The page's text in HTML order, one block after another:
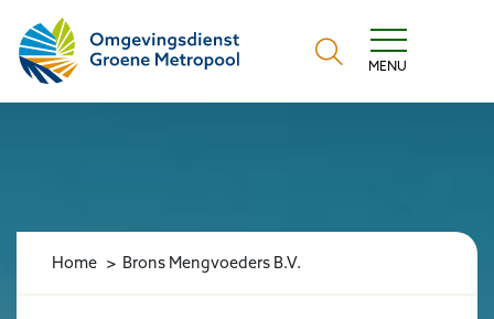
Omgevingsdienst Groene Metropool
MENU
Home Brons Mengvoeders B.V.